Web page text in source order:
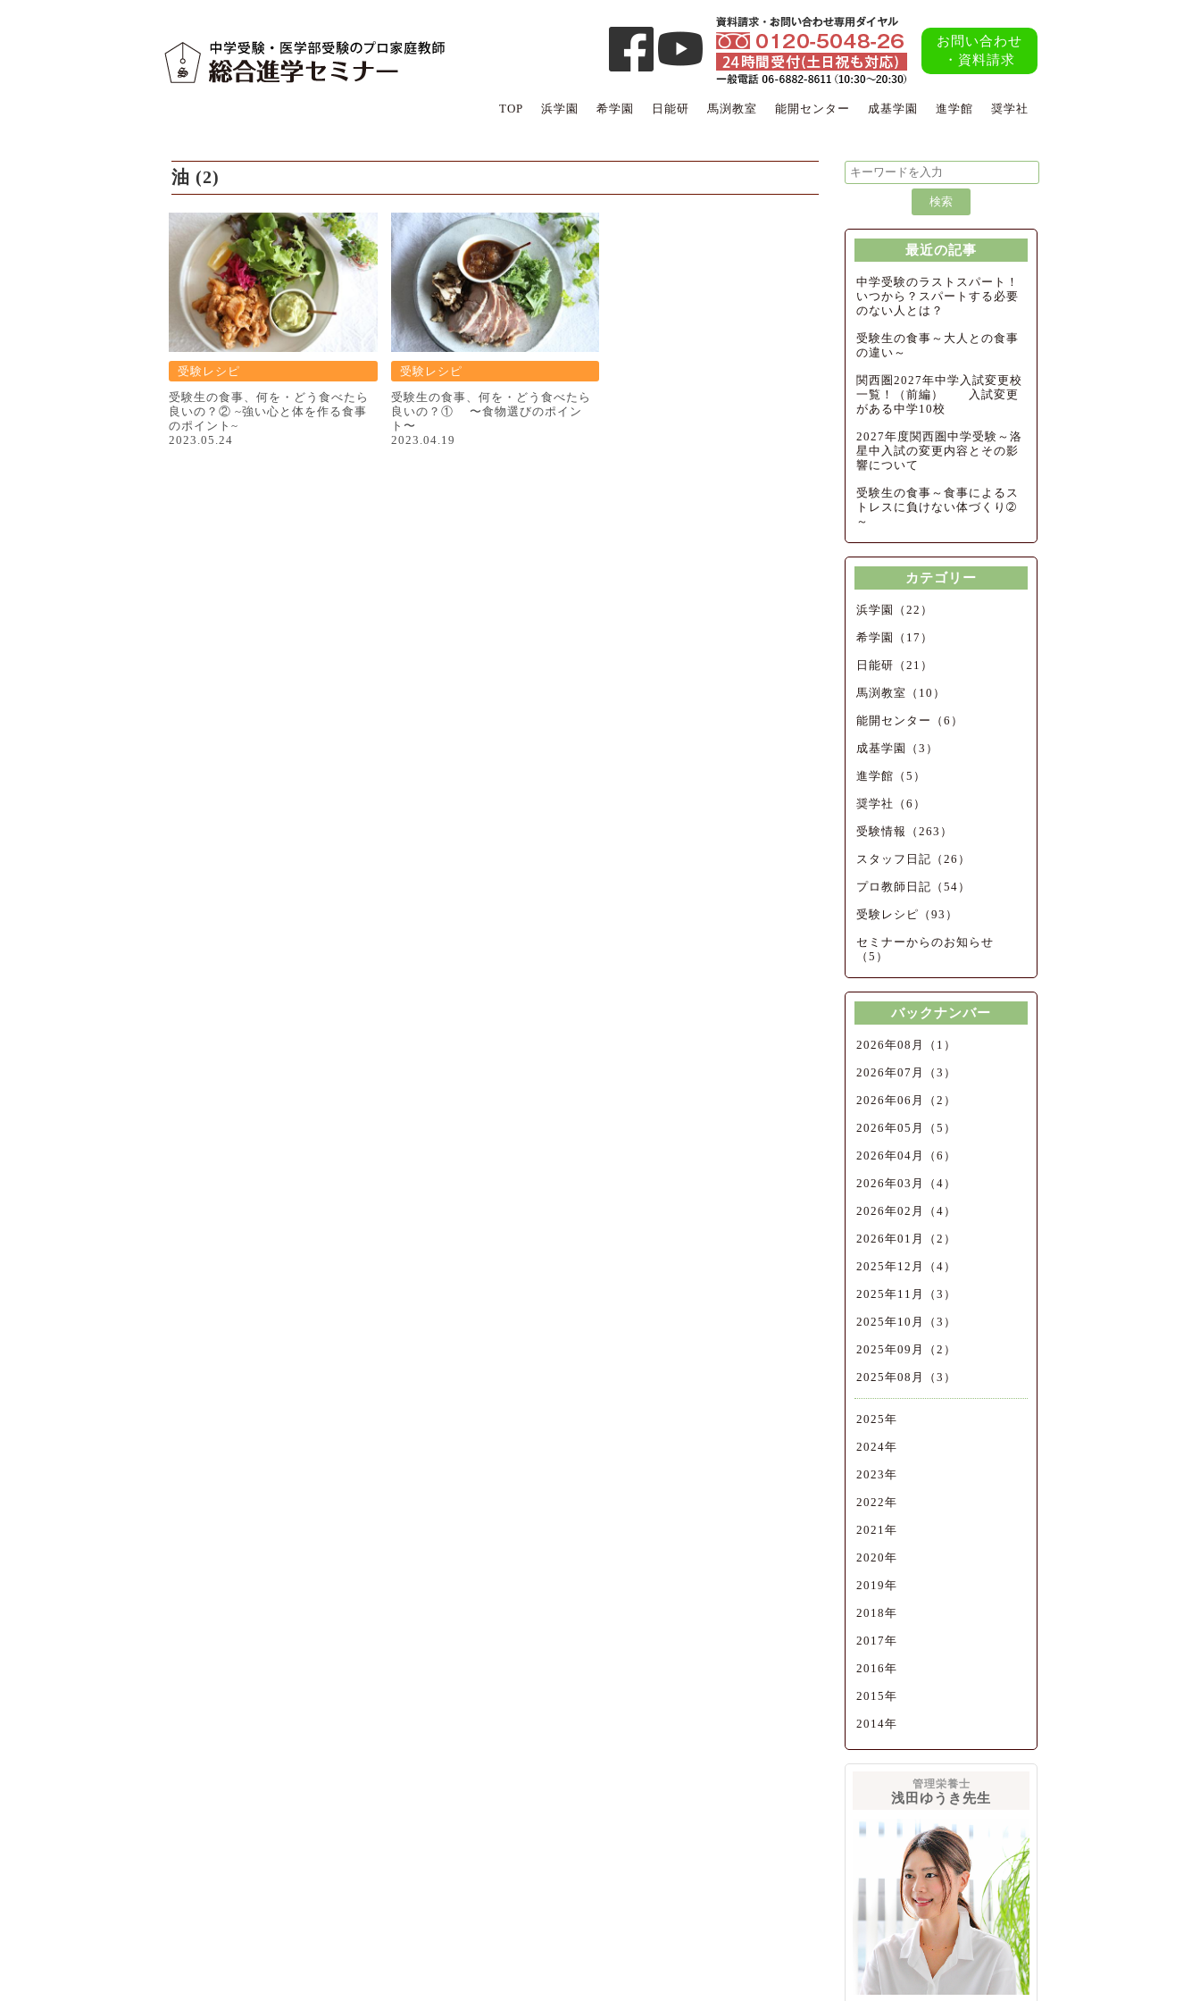
お問い合わせ
・資料請求
TOP 浜学園 希学園 日能研 馬渕教室 能開センター 成基学園 進学館 奨学社
油 (2)
受験レシピ
受験生の食事、何を・どう食べたら
良いの？② ~強い心と体を作る食事
のポイント~
2023.05.24
受験レシピ
受験生の食事、何を・どう食べたら
良いの？① 〜食物選びのポイン
ト〜
2023.04.19
最近の記事
中学受験のラストスパート！
いつから？スパートする必要
のない人とは？
受験生の食事～大人との食事
の違い～
関西圏2027年中学入試変更校
一覧！（前編） 入試変更
がある中学10校
2027年度関西圏中学受験～洛
星中入試の変更内容とその影
響について
受験生の食事～食事によるス
トレスに負けない体づくり➁
～
カテゴリー
浜学園（22）
希学園（17）
日能研（21）
馬渕教室（10）
能開センター（6）
成基学園（3）
進学館（5）
奨学社（6）
受験情報（263）
スタッフ日記（26）
プロ教師日記（54）
受験レシピ（93）
セミナーからのお知らせ
（5）
バックナンバー
2026年08月（1）
2026年07月（3）
2026年06月（2）
2026年05月（5）
2026年04月（6）
2026年03月（4）
2026年02月（4）
2026年01月（2）
2025年12月（4）
2025年11月（3）
2025年10月（3）
2025年09月（2）
2025年08月（3）
2025年
2024年
2023年
2022年
2021年
2020年
2019年
2018年
2017年
2016年
2015年
2014年
管理栄養士
浅田ゆうき先生